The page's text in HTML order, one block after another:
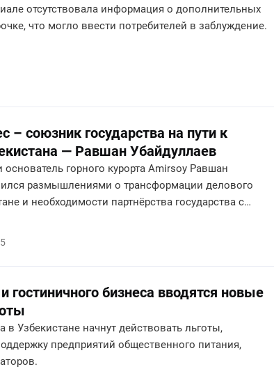
платформы и что может изменить расстановку сил на
годы.
отсутствовала информация о дополнительных
что могло ввести потребителей в заблуждение.
– союзник государства на пути к
— Равшан Убайдуллаев
горного курорта Amirsoy Равшан
размышлениями о трансформации делового
и необходимости партнёрства государства с
гостиничного бизнеса вводятся новые
в Узбекистане начнут действовать льготы,
предприятий общественного питания,